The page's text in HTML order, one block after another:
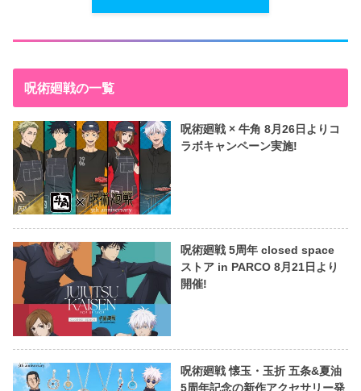
呪術廻戦の一覧
呪術廻戦 × 牛角 8月26日よりコ
ラボキャンペーン実施!
呪術廻戦 5周年 closed space
ストア in PARCO 8月21日より
開催!
呪術廻戦 懐玉・玉折 五条&夏油
5周年記念の新作アクセサリー発